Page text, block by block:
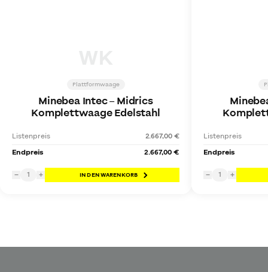
Plattformwaage
Minebea Intec–Midrics
Komplettwaage Edelstahl
Listenpreis
2.667,00 €
Endpreis
2.667,00 €
− 1 + IN DEN WARENKORB
Listenpreis
Endpreis
− 1 +